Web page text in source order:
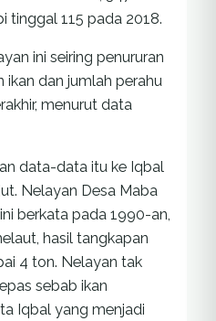
tinggal 115 pada 2018.
ini seiring penururan
dan jumlah perahu
menurut data
data-data itu ke Iqbal
Nelayan Desa Maba
berkata pada 1990-an,
hasil tangkapan
4 ton. Nelayan tak
sebab ikan
Iqbal yang menjadi